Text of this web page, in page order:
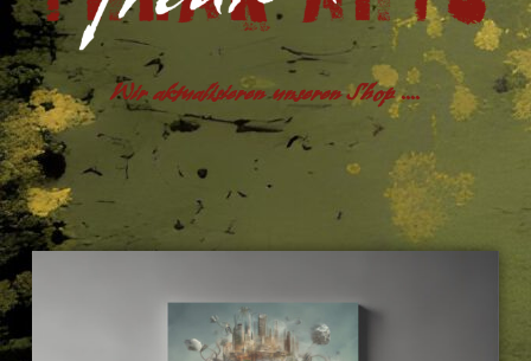
Wir aktualisieren unseren Shop ....